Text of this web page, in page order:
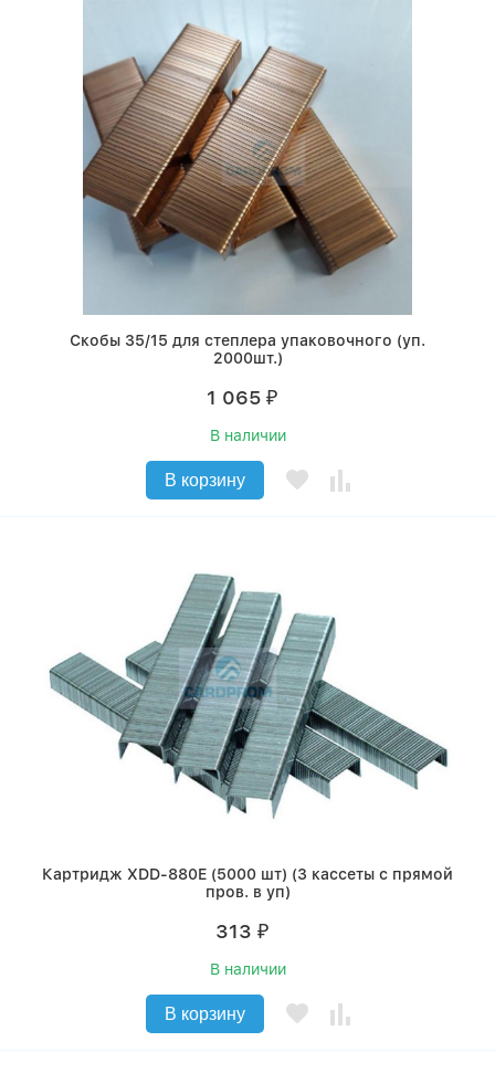
Скобы 35/15 для степлера упаковочного (уп.
2000шт.)
1 065 ₽
В наличии
В корзину
Картридж XDD-880E (5000 шт) (3 кассеты с прямой
пров. в уп)
313 ₽
В наличии
В корзину